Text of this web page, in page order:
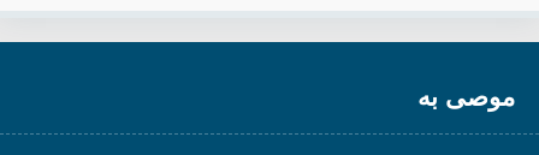
موصى به